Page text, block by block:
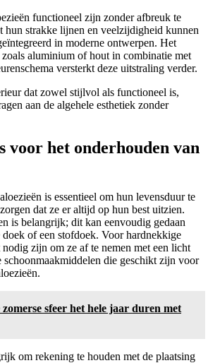
functioneel zijn zonder afbreuk te
hun strakke lijnen en veelzijdigheid kunnen
in moderne ontwerpen. Het
aluminium of hout in combinatie met
versterkt deze uitstraling verder.
dat zowel stijlvol als functioneel is,
aan de algehele esthetiek zonder
voor het onderhouden van
is essentieel om hun levensduur te
dat ze er altijd op hun best uitzien.
is belangrijk; dit kan eenvoudig gedaan
doek of een stofdoek. Voor hardnekkige
zijn om ze af te nemen met een licht
die geschikt zijn voor
sfeer het hele jaar duren met
om rekening te houden met de plaatsing